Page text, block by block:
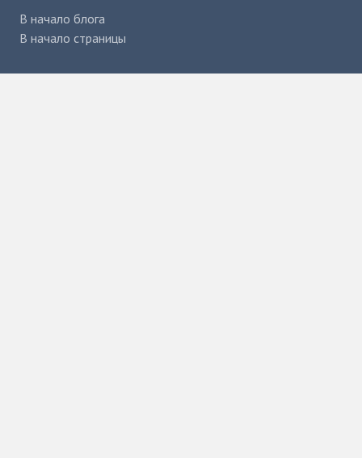
В начало блога
В начало страницы